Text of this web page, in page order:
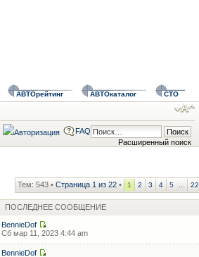
АВТОрейтинг АВТОкаталог СТО
Расширенный поиск
FAQ
Тем: 543 • Страница 1 из 22 • 1 2 3 4 5 22
ПОСЛЕДНЕЕ СООБЩЕНИЕ
BennieDof
Сб мар 11, 2023 4:44 am
BennieDof